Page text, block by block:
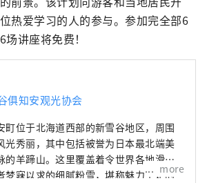
热爱学习的人的参与。参加完全部6
讲座将免费！
俱知安观光协会
町位于北海道西部的新雪谷地区，周围
光秀丽，其中包括被誉为日本最北端美
的羊蹄山。这里覆盖着令世界各地滑雪
梦寐以求的细腻粉雪，堪称魅力十足的
more